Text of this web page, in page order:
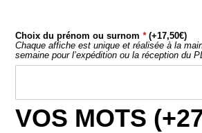
Choix du prénom ou surnom *(+17,50€)
Chaque affiche est unique et réalisée à la
semaine pour l’expédition ou la réception du
VOS MOTS (+